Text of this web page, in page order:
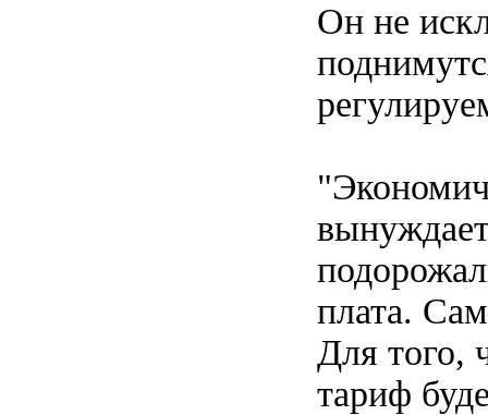
Он не
плата.
Для того,
тариф